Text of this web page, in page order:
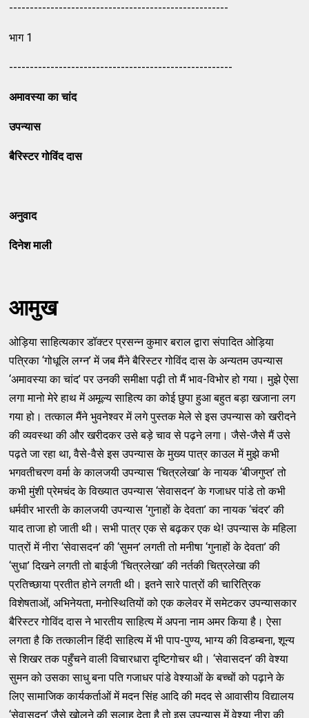
-----------------------------------------------------
भाग 1
------------------------------------------------------
अमावस्या का चांद
उपन्यास
बैरिस्टर गोविंद दास
अनुवाद
दिनेश माली
आमुख
ओड़िया साहित्यकार डॉक्टर प्रसन्न कुमार बराल द्वारा संपादित ओड़िया
पत्रिका ‘गोधूलि लग्न’ में जब मैंने बैरिस्टर गोविंद दास के अन्यतम उपन्यास
‘अमावस्या का चांद’ पर उनकी समीक्षा पढ़ी तो मैं भाव-विभोर हो गया। मुझे ऐसा
लगा मानो मेरे हाथ में अमूल्य साहित्य का कोई छुपा हुआ बहुत बड़ा खजाना लग
गया हो। तत्काल मैंने भुवनेश्वर में लगे पुस्तक मेले से इस उपन्यास को खरीदने
की व्यवस्था की और खरीदकर उसे बड़े चाव से पढ़ने लगा। जैसे-जैसे मैं उसे
पढ़ते जा रहा था, वैसे-वैसे इस उपन्यास के मुख्य पात्र काउल में मुझे कभी
भगवतीचरण वर्मा के कालजयी उपन्यास ‘चित्रलेखा’ के नायक ‘बीजगुप्त’ तो
कभी मुंशी प्रेमचंद के विख्यात उपन्यास ‘सेवासदन’ के गजाधर पांडे तो कभी
धर्मवीर भारती के कालजयी उपन्यास ‘गुनाहों के देवता’ का नायक ‘चंदर’ की
याद ताजा हो जाती थी। सभी पात्र एक से बढ़कर एक थे! उपन्यास के महिला
पात्रों में नीरा ‘सेवासदन’ की ‘सुमन’ लगती तो मनीषा ‘गुनाहों के देवता’ की
‘सुधा’ दिखने लगती तो बाईजी ‘चित्रलेखा’ की नर्तकी चित्रलेखा की
प्रतिच्छाया प्रतीत होने लगती थी। इतने सारे पात्रों की चारित्रिक
विशेषताओं, अभिनेयता, मनोस्थितियों को एक कलेवर में समेटकर उपन्यासकार
बैरिस्टर गोविंद दास ने भारतीय साहित्य में अपना नाम अमर किया है। ऐसा
लगता है कि तत्कालीन हिंदी साहित्य में भी पाप-पुण्य, भाग्य की विडम्बना, शून्य
से शिखर तक पहुँचने वाली विचारधारा दृष्टिगोचर थी। ‘सेवासदन’ की वेश्या
सुमन को उसका साधु बना पति गजाधर पांडे वेश्याओं के बच्चों को पढ़ाने के
लिए सामाजिक कार्यकर्ताओं में मदन सिंह आदि की मदद से आवासीय विद्यालय
‘सेवासदन’ जैसे खोलने की सलाह देता है तो इस उपन्यास में वेश्या नीरा की